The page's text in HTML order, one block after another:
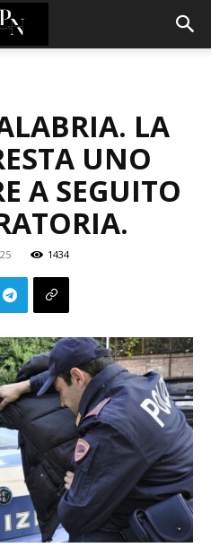
LA
UNO
A SEGUITO
1434